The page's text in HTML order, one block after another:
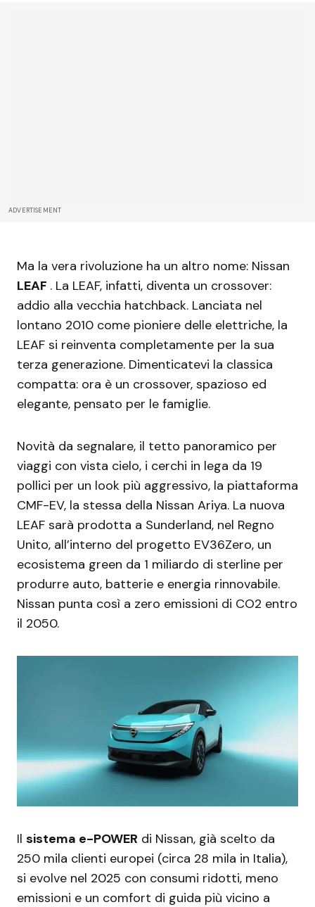
ADVERTISEMENT
Ma la vera rivoluzione ha un altro nome: Nissan
LEAF . La LEAF, infatti, diventa un crossover:
addio alla vecchia hatchback. Lanciata nel
lontano 2010 come pioniere delle elettriche, la
LEAF si reinventa completamente per la sua
terza generazione. Dimenticatevi la classica
compatta: ora è un crossover, spazioso ed
elegante, pensato per le famiglie.
Novità da segnalare, il tetto panoramico per
viaggi con vista cielo, i cerchi in lega da 19
pollici per un look più aggressivo, la piattaforma
CMF-EV, la stessa della Nissan Ariya. La nuova
LEAF sarà prodotta a Sunderland, nel Regno
Unito, all’interno del progetto EV36Zero, un
ecosistema green da 1 miliardo di sterline per
produrre auto, batterie e energia rinnovabile.
Nissan punta così a zero emissioni di CO2 entro
il 2050.
Il sistema e-POWER di Nissan, già scelto da
250 mila clienti europei (circa 28 mila in Italia),
si evolve nel 2025 con consumi ridotti, meno
emissioni e un comfort di guida più vicino a